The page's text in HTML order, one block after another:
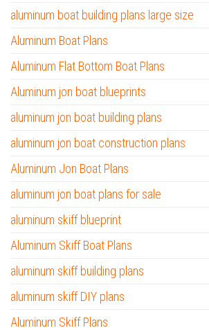
aluminum boat building plans large size
Aluminum Boat Plans
Aluminum Flat Bottom Boat Plans
Aluminum jon boat blueprints
aluminum jon boat building plans
aluminum jon boat construction plans
Aluminum Jon Boat Plans
aluminum jon boat plans for sale
aluminum skiff blueprint
Aluminum Skiff Boat Plans
aluminum skiff building plans
aluminum skiff DIY plans
Aluminum Skiff Plans